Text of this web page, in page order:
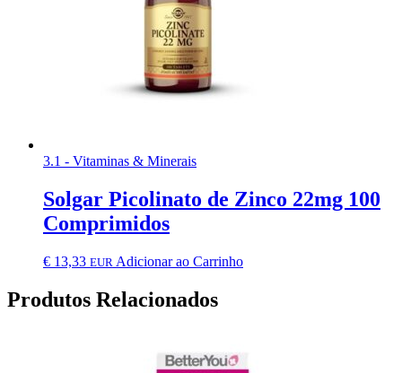
3.1 - Vitaminas & Minerais
Solgar Picolinato de Zinco 22mg 100
Comprimidos
€ 13,33 EUR Adicionar ao Carrinho
Produtos Relacionados